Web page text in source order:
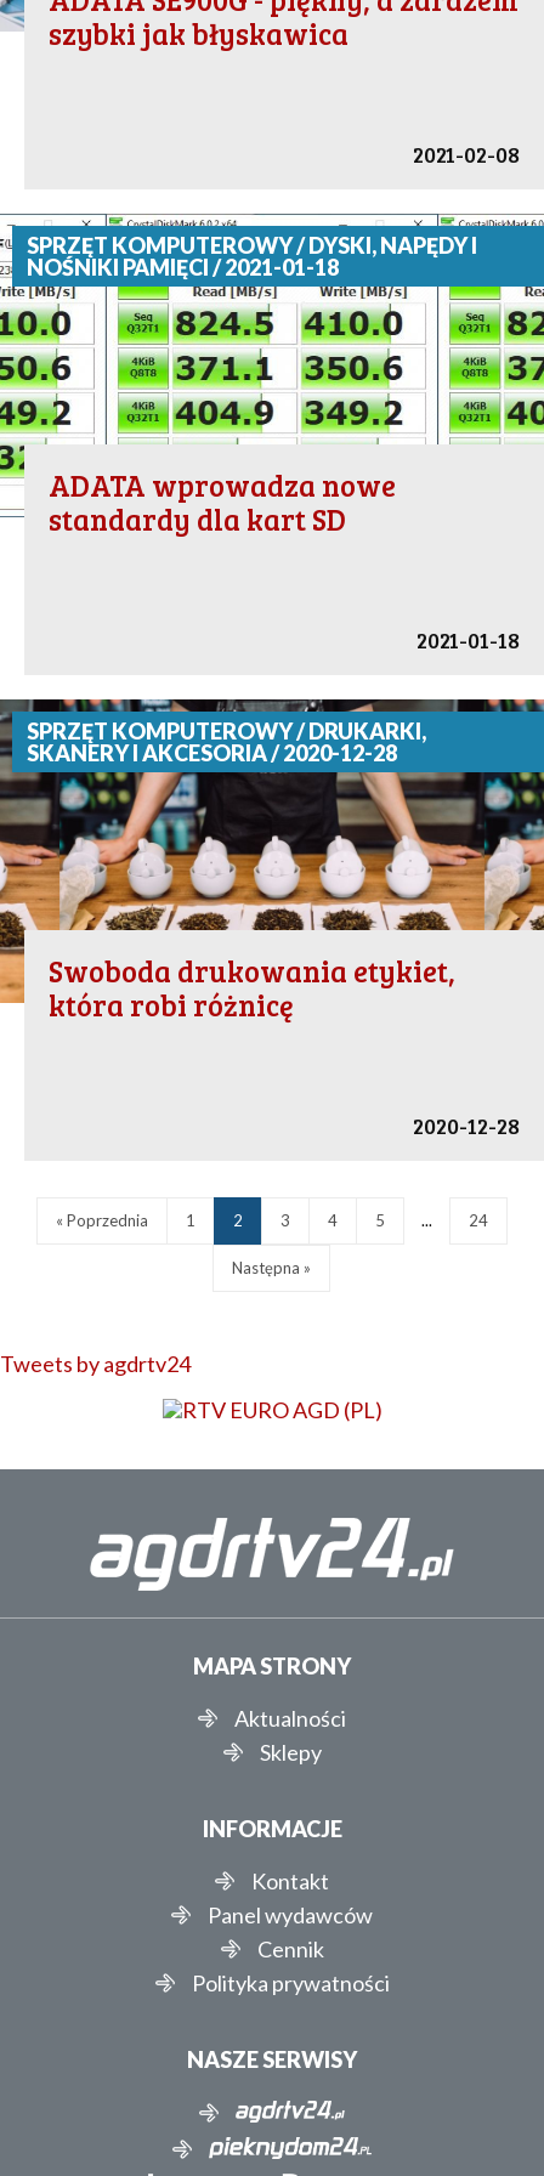
szybki jak błyskawica
2021-02-08
SPRZĘT KOMPUTEROWY / DYSKI, NAPĘDY I
NOŚNIKI PAMIĘCI / 2021-01-18
ADATA wprowadza nowe
standardy dla kart SD
2021-01-18
SPRZĘT KOMPUTEROWY / DRUKARKI,
SKANERY I AKCESORIA / 2020-12-28
Swoboda drukowania etykiet,
która robi różnicę
2020-12-28
« Poprzednia 1 2 3 4 5 ... 24
Następna »
Tweets by agdrtv24
MAPA STRONY
Aktualności
Sklepy
INFORMACJE
Kontakt
Panel wydawców
Cennik
Polityka prywatności
NASZE SERWISY